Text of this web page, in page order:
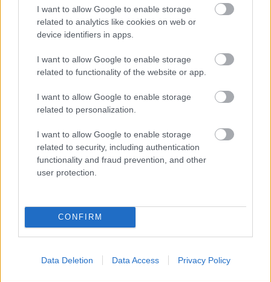
I want to allow Google to enable storage
related to analytics like cookies on web or
device identifiers in apps.
I want to allow Google to enable storage
related to functionality of the website or app.
I want to allow Google to enable storage
related to personalization.
I want to allow Google to enable storage
related to security, including authentication
functionality and fraud prevention, and other
user protection.
CONFIRM
Data Deletion Data Access Privacy Policy
starú chalupu na
nepoznanie: Keď
vojdete dnu, zabudnete,
dokáže aj podpísať.
Slovák sa nebál a v
duchu tradícií
skrytých chýb, ktoré
vás môžu nepríjemne
prekvapiť
deň!